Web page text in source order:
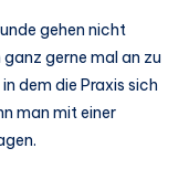
gehen nicht
gerne mal an zu
dem die Praxis sich
man mit einer